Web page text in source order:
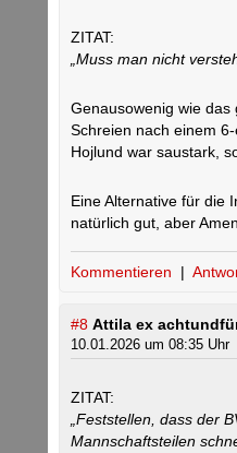
ZITAT:
„Muss man nicht
Genausowenig wie
Schreien nach einem 6-
Hojlund war saustark,
Eine Alternative für die
natürlich gut, aber
Kommentieren |
#8 Attila ex
10.01.2026 um 08:35 Uhr
ZITAT:
„Feststellen, dass der
Mannschaftsteilen